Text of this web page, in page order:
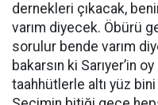
dernekleri çıkacak,
varım diyecek. Öbürü
sorulur bende varım
bakarsın ki Sarıyer’in
taahhütlerle altı yüz bini